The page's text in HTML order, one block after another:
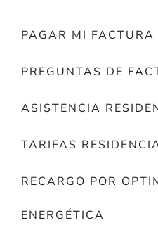
PAGAR MI FACTURA
PREGUNTAS DE
ASISTENCIA
TARIFAS
RECARGO POR
ENERGÉTICA